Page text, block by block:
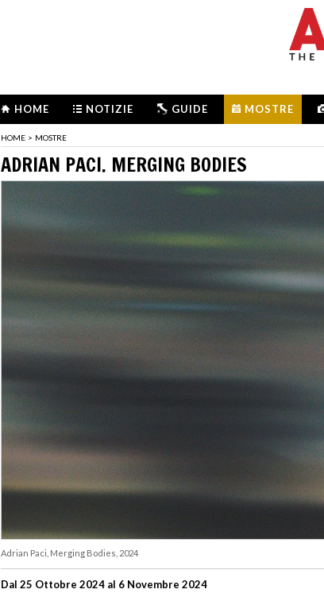
HOME NOTIZIE GUIDE MOSTRE
HOME > MOSTRE
ADRIAN PACI. MERGING BODIES
Adrian Paci, Merging Bodies, 2024
Dal 25 Ottobre 2024 al 6 Novembre 2024